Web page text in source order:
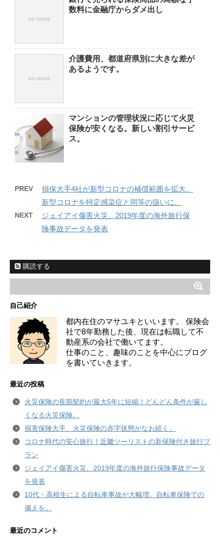
数料に金融庁からダメ出し
介護費用、都道府県別に大きな差が
あるようです。
マンションの管理状況に応じて火災
保険が安くなる。新しい割引サービ
ス。
PREV
損保大手4社が新型コロナの補償範囲を拡大。
新型コロナを特定感染症と同等の扱いに。
NEXT
ジェイアイ傷害火災、2019年度の海外旅行保
険事故データを発表
購読する
自己紹介
都内在住のマサユキといいます。 保険会
社で8年勤務した後、現在は転職して不
動産系の会社で働いてます。
仕事のこと、趣味のことを中心にブログ
を書いていきます。
最近の投稿
火災保険の長期契約が最大5年に短縮！どんどん条件が厳し
くなる火災保険。
損害保険大手、火災保険の赤字状態がなお続く。
コロナ時代の安心旅行！近畿ツーリストの新保険付き旅行プ
ラン
ジェイアイ傷害火災、2019年度の海外旅行保険事故データ
を発表
10代・高校生による自転車事故が大幅増。自転車保険での
備えを。
最近のコメント